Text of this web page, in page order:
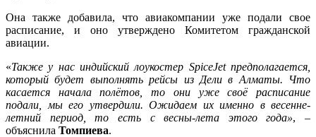
Она также добавила, что авиакомпании уже подали свое
расписание, и оно утверждено Комитетом гражданской
авиации.
«Также у нас индийский лоукостер SpiceJet предполагается,
который будет выполнять рейсы из Дели в Алматы. Что
касается начала полётов, то они уже своё расписание
подали, мы его утвердили. Ожидаем их именно в весенне-
летний период, то есть с весны-лета этого года», –
объяснила Томпиева.